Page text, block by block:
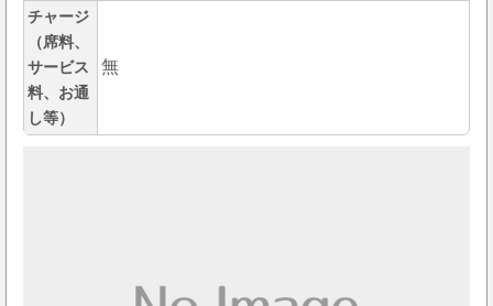
チャージ
（席料、
サービス
料、お通
し等）
無